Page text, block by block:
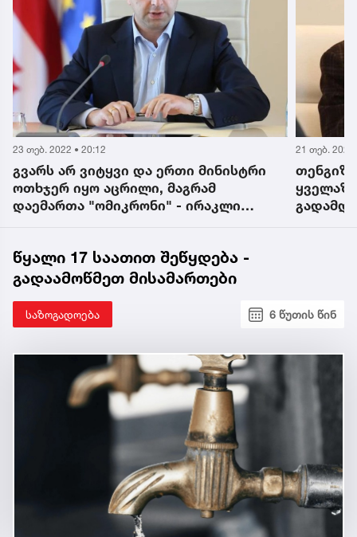
23 თებ. 2022 • 20:12
გვარს არ ვიტყვი და ერთი მინისტრი
ოთხჯერ იყო აცრილი, მაგრამ
დაემართა "ომიკრონი" - ირაკლი
21 თებ. 2022
თენგიზ
წყალი 17 საათით შეწყდება -
გადაამოწმეთ მისამართები
საზოგადოება 6 წუთის წინ